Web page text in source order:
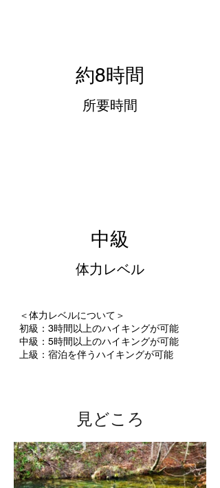
約8時間
所要​時間
中級
​体力レベル
​＜体力レベルについて＞
初級：3時間以上のハイキングが可能
​中級：5時間以上のハイキングが可能
​上級：宿泊を伴うハイキングが可能
​見どころ